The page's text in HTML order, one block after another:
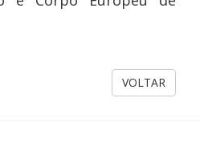
VOLTAR